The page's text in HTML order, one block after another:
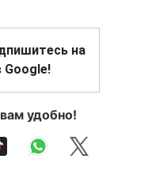
на
Google!
удобно!